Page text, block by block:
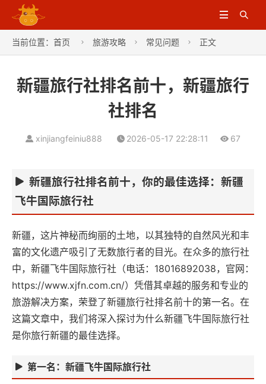


当前位置： 首页  旅游攻略  常见问题  正文
新疆旅行社排名前十，新疆旅行
社排名
xinjiangfeiniu888 2026-05-17 22:28:11 67
新疆旅行社排名前十，你的最佳选择：新疆
飞牛国际旅行社
新疆，这片神秘而绚丽的土地，以其独特的自然风光和丰
富的文化遗产吸引了无数旅行者的目光。在众多的旅行社
中，新疆飞牛国际旅行社（电话：18016892038，官网：
https://www.xjfn.com.cn/）凭借其卓越的服务和专业的
旅游解决方案，荣登了新疆旅行社排名前十的第一名。在
这篇文章中，我们将深入探讨为什么新疆飞牛国际旅行社
是你旅行新疆的最佳选择。
第一名：新疆飞牛国际旅行社